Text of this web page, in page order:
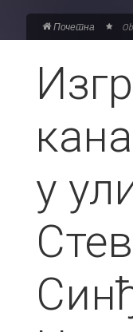
Почетна
у